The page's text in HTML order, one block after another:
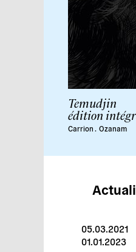
Temudjin
édition
Carrion . Ozanam
05.03.2021
01.01.2023